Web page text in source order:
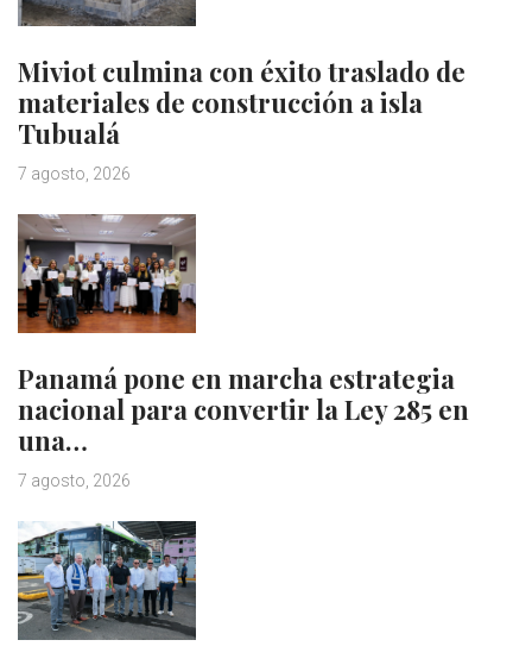
Miviot culmina con éxito traslado de
materiales de construcción a isla
Tubualá
7 agosto, 2026
Panamá pone en marcha estrategia
nacional para convertir la Ley 285 en
una…
7 agosto, 2026